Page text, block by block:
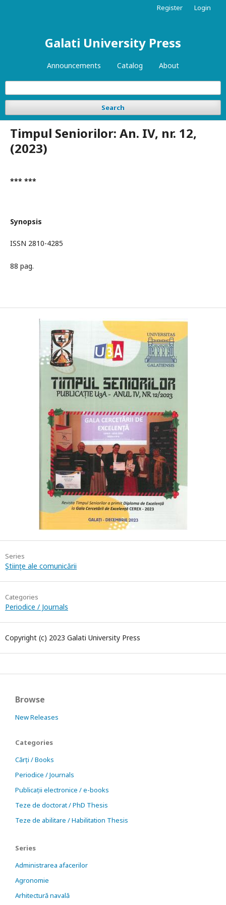
Galati University Press
Announcements Catalog About
Search
Register Login
Timpul Seniorilor: An. IV, nr. 12,
(2023)
*** ***
Synopsis
ISSN 2810-4285
88 pag.
Series
Ştiinţe ale comunicării
Categories
Periodice / Journals
Copyright (c) 2023 Galati University Press
Browse
New Releases
Categories
Cărți / Books
Periodice / Journals
Publicații electronice / e-books
Teze de doctorat / PhD Thesis
Teze de abilitare / Habilitation Thesis
Series
Administrarea afacerilor
Agronomie
Arhitectură navală